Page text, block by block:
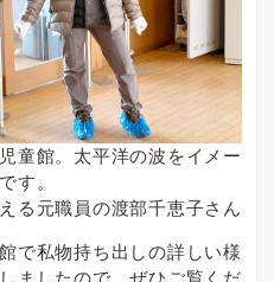
童館。太平洋の波をイメー
す。
る元職員の渡部千恵子さん
で私物持ち出しの詳しい様
ましたので、ぜひご覧くだ